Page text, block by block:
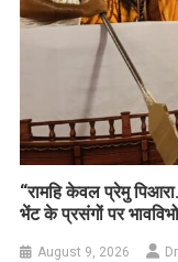
​“रामहि केवल प्रेमु
भेंट के प्रसंगों पर
August 9, 2026